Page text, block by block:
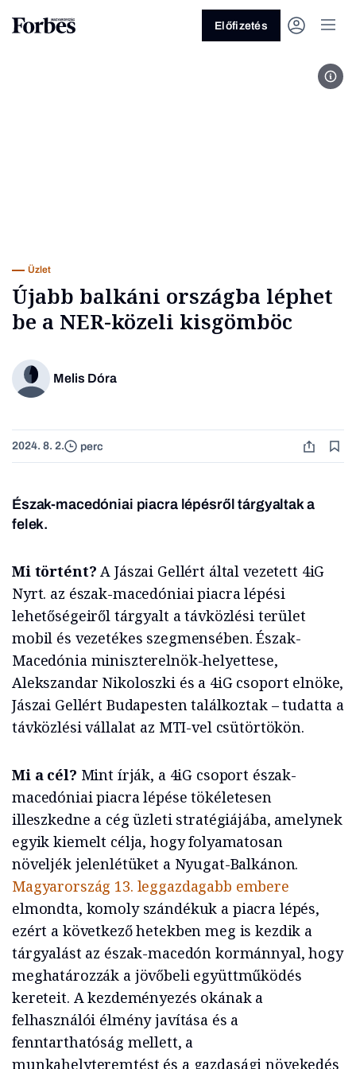
Előfizetés
Üzlet
Újabb balkáni országba léphet
be a NER-közeli kisgömböc
Melis Dóra
2024. 8. 2. perc
Észak-macedóniai piacra lépésről tárgyaltak a
felek.
Mi történt? A Jászai Gellért által vezetett 4iG
Nyrt. az észak-macedóniai piacra lépési
lehetőségeiről tárgyalt a távközlési terület
mobil és vezetékes szegmensében. Észak-
Macedónia miniszterelnök-helyettese,
Alekszandar Nikoloszki és a 4iG csoport elnöke,
Jászai Gellért Budapesten találkoztak – tudatta a
távközlési vállalat az MTI-vel csütörtökön.
Mi a cél? Mint írják, a 4iG csoport észak-
macedóniai piacra lépése tökéletesen
illeszkedne a cég üzleti stratégiájába, amelynek
egyik kiemelt célja, hogy folyamatosan
növeljék jelenlétüket a Nyugat-Balkánon.
Magyarország 13. leggazdagabb embere
elmondta, komoly szándékuk a piacra lépés,
ezért a következő hetekben meg is kezdik a
tárgyalást az észak-macedón kormánnyal, hogy
meghatározzák a jövőbeli együttműködés
kereteit. A kezdeményezés okának a
felhasználói élmény javítása és a
fenntarthatóság mellett, a
munkahelyteremtést és a gazdasági növekedés